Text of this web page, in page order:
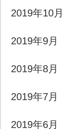
2019年10月
2019年9月
2019年8月
2019年7月
2019年6月